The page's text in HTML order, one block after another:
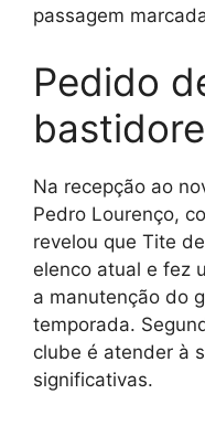
passagem
Pedido
Na recepção ao
Pedro Lourenço,
revelou que Tite
elenco atual e fez
a manutenção do
temporada.
clube é atender à
significativas.